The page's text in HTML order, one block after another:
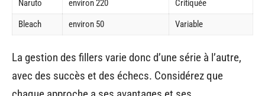
Malgré cela, certains fans ont estimé que ces arcs parallèles
manquaient de cohérence et de profondeur.
Comparaison globale